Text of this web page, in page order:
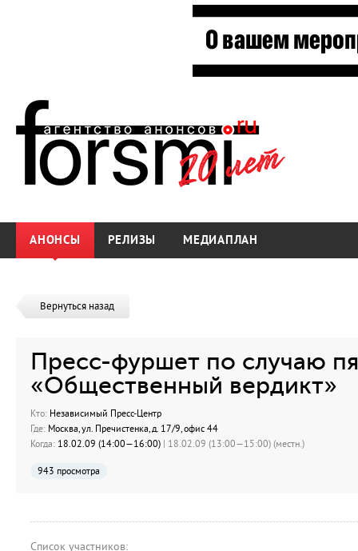
АНОНСЫ РЕЛИЗЫ МЕДИАПЛАН
Вернуться назад
Пресс-фуршет по случаю
«Общественный вердикт»
Кто: Независимый Пресс-Центр
Где: Москва, ул. Пречистенка, д. 17/9, офис 44
Когда: 18.02.09 (14:00—16:00) | 18.02.09 (13:00—15:00) (местн.)
943 просмотра
Список участников: